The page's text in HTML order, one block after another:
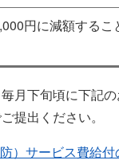
円に減額する
月下旬頃に下記
提出ください。
）サービス費給